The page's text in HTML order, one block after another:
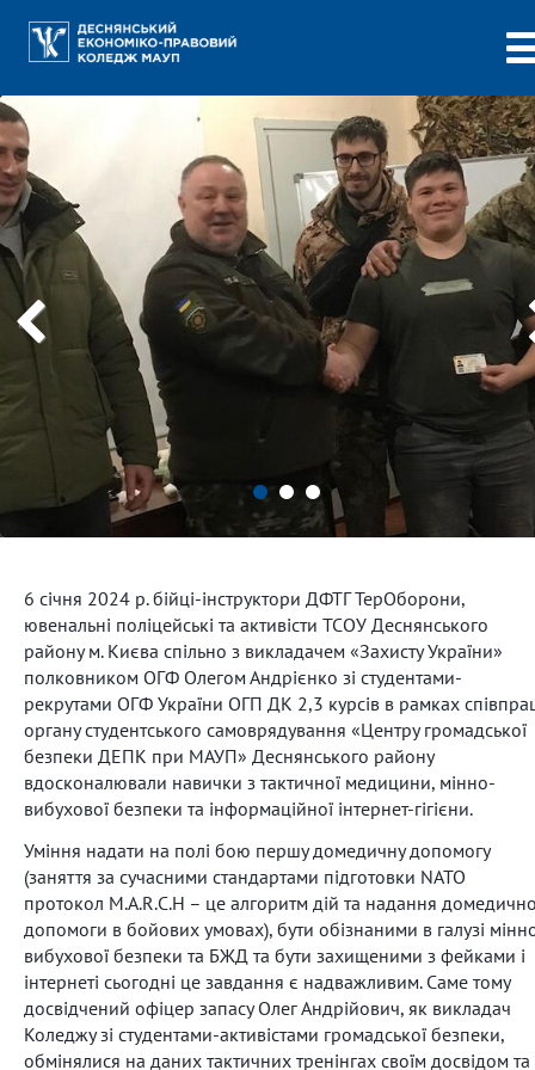
Previous
6 січня 2024 р. бійці-інструктори ДФТГ ТерОборони,
ювенальні поліцейські та активісти ТСОУ Деснянського
району м. Києва спільно з викладачем «Захисту України»
полковником ОГФ Олегом Андрієнко зі студентами-
рекрутами ОГФ України ОГП ДК 2,3 курсів в рамках
органу студентського самоврядування «Центру громадської
безпеки ДЕПК при МАУП» Деснянського району
вдосконалювали навички з тактичної медицини, мінно-
вибухової безпеки та інформаційної інтернет-гігієни.
Уміння надати на полі бою першу домедичну допомогу
(заняття за сучасними стандартами підготовки NATO
протокол M.A.R.C.H – це алгоритм дій та надання
допомоги в бойових умовах), бути обізнаними в галузі
вибухової безпеки та БЖД та бути захищеними з фейками і
інтернеті сьогодні це завдання є надважливим. Саме тому
досвідчений офіцер запасу Олег Андрійович, як викладач
Коледжу зі студентами-активістами громадської безпеки,
обмінялися на даних тактичних тренінгах своїм досвідом та